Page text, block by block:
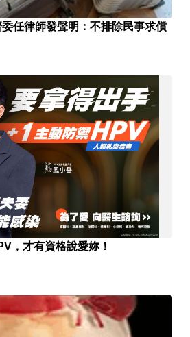
任律師發聲明：不排除民事求償
，才有資格說愛妳！